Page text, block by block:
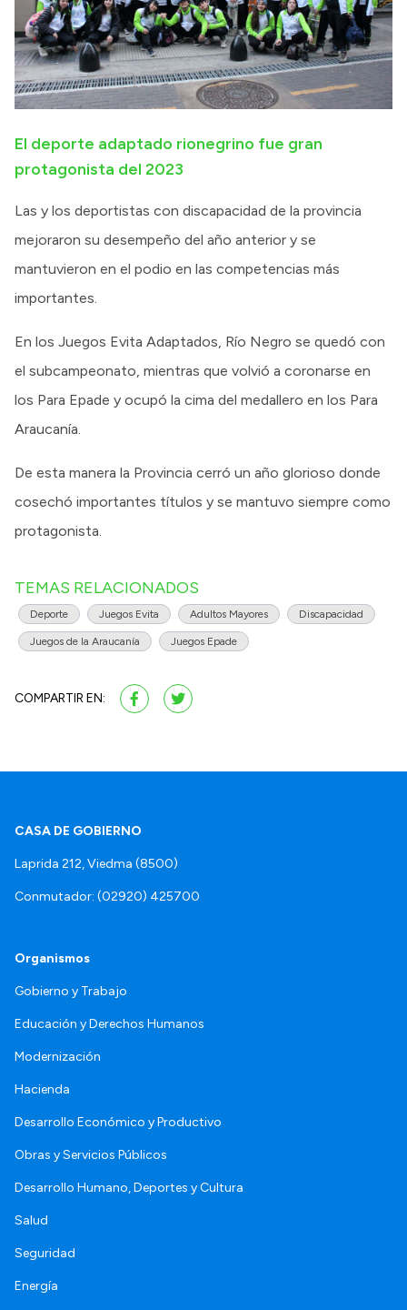
El deporte adaptado rionegrino fue gran
protagonista del 2023
Las y los deportistas con discapacidad de la provincia
mejoraron su desempeño del año anterior y se
mantuvieron en el podio en las competencias más
importantes.
En los Juegos Evita Adaptados, Río Negro se quedó con
el subcampeonato, mientras que volvió a coronarse en
los Para Epade y ocupó la cima del medallero en los Para
Araucanía.
De esta manera la Provincia cerró un año glorioso donde
cosechó importantes títulos y se mantuvo siempre como
protagonista.
TEMAS RELACIONADOS
Deporte Juegos Evita Adultos Mayores Discapacidad
Juegos de la Araucanía Juegos Epade
COMPARTIR EN:
CASA DE GOBIERNO
Laprida 212, Viedma (8500)
Conmutador: (02920) 425700
Organismos
Gobierno y Trabajo
Educación y Derechos Humanos
Modernización
Hacienda
Desarrollo Económico y Productivo
Obras y Servicios Públicos
Desarrollo Humano, Deportes y Cultura
Salud
Seguridad
Energía